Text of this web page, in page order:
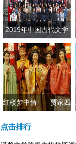
2019年中国古代文学
博士论坛在兰
红楼梦中情——贾家四
点击排行